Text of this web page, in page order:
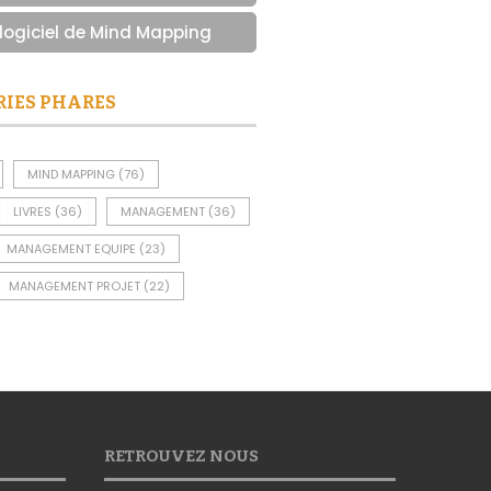
de Mind Mapping
PHARES
MIND MAPPING (76)
LIVRES (36) MANAGEMENT (36)
MANAGEMENT EQUIPE (23)
MANAGEMENT PROJET (22)
RETROUVEZ NOUS